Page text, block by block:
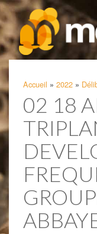
Accueil » 2022 »
02 18